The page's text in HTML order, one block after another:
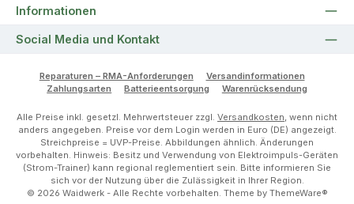
Informationen
Social Media und Kontakt
Reparaturen – RMA-Anforderungen
Versandinformationen
Zahlungsarten
Batterieentsorgung Warenrücksendung
Alle Preise inkl. gesetzl. Mehrwertsteuer zzgl. Versandkosten, wenn nicht
anders angegeben. Preise vor dem Login werden in Euro (DE) angezeigt.
Streichpreise = UVP-Preise. Abbildungen ähnlich. Änderungen
vorbehalten. Hinweis: Besitz und Verwendung von Elektroimpuls-Geräten
(Strom-Trainer) kann regional reglementiert sein. Bitte informieren Sie
sich vor der Nutzung über die Zulässigkeit in Ihrer Region.
© 2026 Waidwerk - Alle Rechte vorbehalten. Theme by ThemeWare®